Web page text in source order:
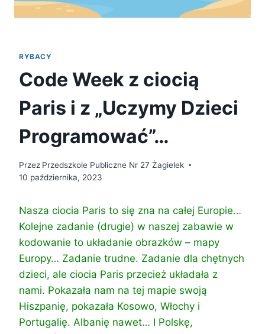
RYBACY
Code Week z ciocią
Paris i z „Uczymy Dzieci
Programować”…
Przez Przedszkole Publiczne Nr 27 Żagielek
10 października, 2023
Nasza ciocia Paris to się zna na całej Europie…
Kolejne zadanie (drugie) w naszej zabawie w
kodowanie to układanie obrazków – mapy
Europy… Zadanie trudne. Zadanie dla chętnych
dzieci, ale ciocia Paris przecież układała z
nami. Pokazała nam na tej mapie swoją
Hiszpanię, pokazała Kosowo, Włochy i
Portugalię. Albanię nawet… I Polskę,